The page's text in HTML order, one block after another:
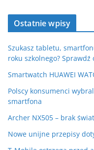
Ostatnie wpisy
Szukasz tabletu,
roku szkolnego?
Smartwatch HUAWEI
Polscy konsumenci
smartfona
Archer NX505 – brak
Nowe unijne przepisy